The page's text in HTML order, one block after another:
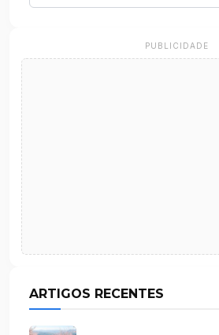
PUBLICIDADE
ARTIGOS RECENTES